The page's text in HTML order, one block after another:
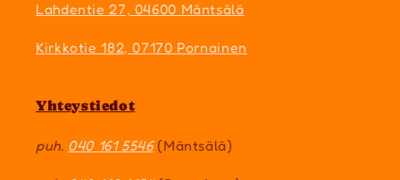
Lahdentie 27, 04600 Mäntsälä
Kirkkotie 182, 07170 Pornainen
Yhteystiedot
puh. 040 161 5546(Mäntsälä)